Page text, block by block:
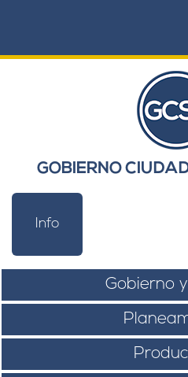
GOBIERNO
Info
Gobierno